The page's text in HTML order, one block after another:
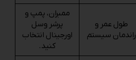
طول عمر و
راندمان سیستم
ممبران، پمپ و
پرشر وسل
اورجینال انتخاب
کنید.